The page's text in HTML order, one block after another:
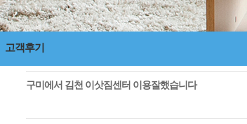
고객후기
구미에서 김천 이삿짐센터 이용잘했습니다